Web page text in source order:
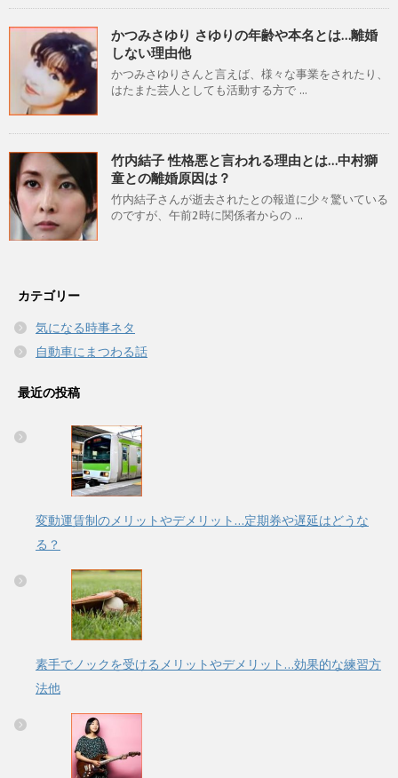
かつみさゆり さゆりの年齢や本名とは…離婚
しない理由他
かつみさゆりさんと言えば、様々な事業をされたり、
はたまた芸人としても活動する方で ...
竹内結子 性格悪と言われる理由とは…中村獅
童との離婚原因は？
竹内結子さんが逝去されたとの報道に少々驚いている
のですが、午前2時に関係者からの ...
カテゴリー
気になる時事ネタ
自動車にまつわる話
最近の投稿
変動運賃制のメリットやデメリット…定期券や遅延はどうな
る？
素手でノックを受けるメリットやデメリット…効果的な練習方
法他